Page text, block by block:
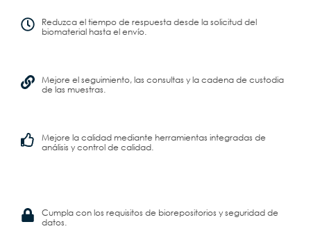
Reduzca el tiempo de respuesta desde la solicitud del
biomaterial hasta el envío.
Mejore el seguimiento, las consultas y la cadena de custodia
de las muestras.
Mejore la calidad mediante herramientas integradas de
análisis y control de calidad.
Cumpla con los requisitos de biorepositorios y seguridad de
datos.